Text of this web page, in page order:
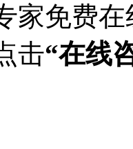
家免费
击“在线